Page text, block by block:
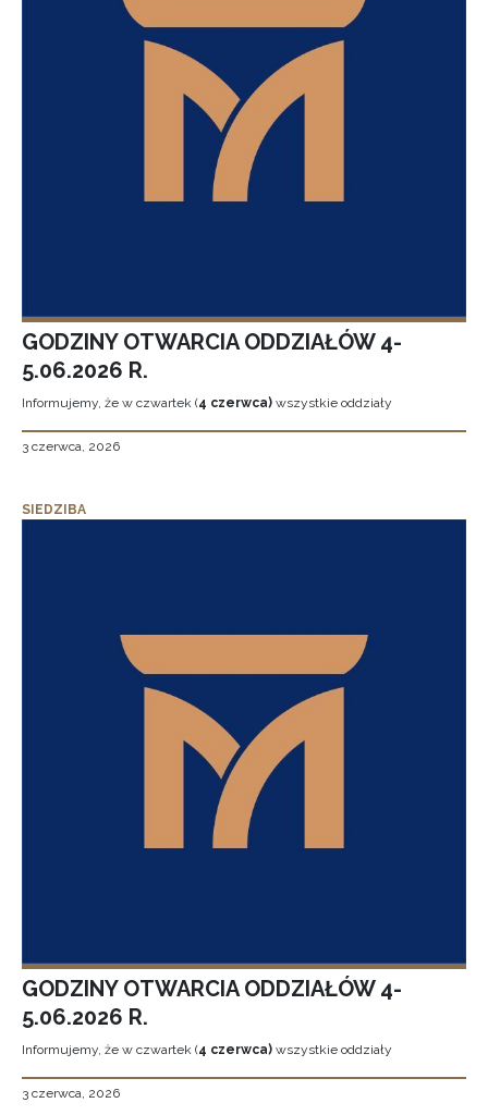
GODZINY OTWARCIA ODDZIAŁÓW 4-
5.06.2026 R.
Informujemy, że w czwartek (4 czerwca) wszystkie oddziały
3 czerwca, 2026
SIEDZIBA
GODZINY OTWARCIA ODDZIAŁÓW 4-
5.06.2026 R.
Informujemy, że w czwartek (4 czerwca) wszystkie oddziały
3 czerwca, 2026